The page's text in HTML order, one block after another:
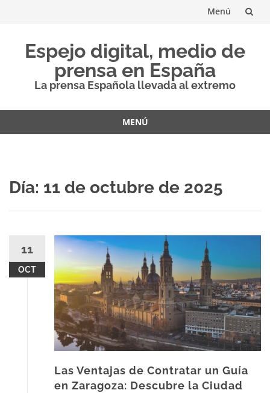
Menú
contenido
Espejo digital, medio de
prensa en España
La prensa Española llevada al extremo
MENÚ
Día: 11 de octubre de 2025
11
OCT
Las Ventajas de Contratar un Guía
en Zaragoza: Descubre la Ciudad